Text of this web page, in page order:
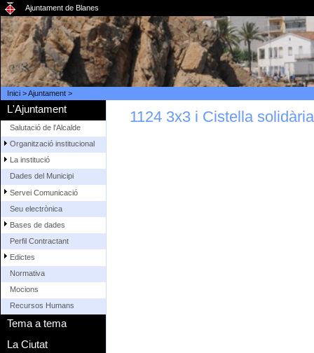
Ajuntament de Blanes
Inici>Ajuntament>
L'Ajuntament
Salutació de l'Alcalde
Organització institucional
La institució
Dades del Municipi
Servei Comunicació
Seu electrònica
Bases de dades
Perfil Contractant
Edictes
Normativa
Mocions
Recursos Humans
Tema a tema
La Ciutat
1124 3x3 i Cistella